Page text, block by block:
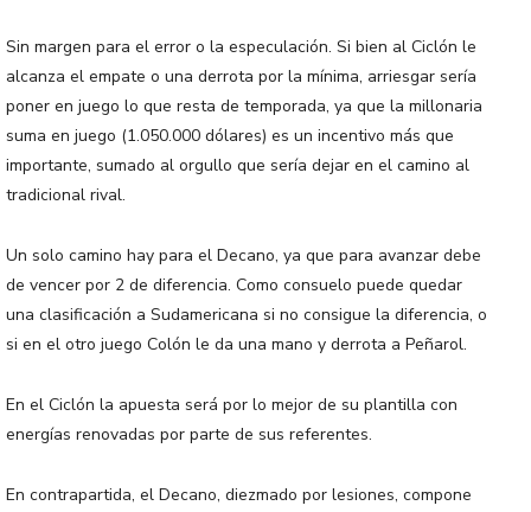
Sin margen para el error o la especulación. Si bien al Ciclón le
alcanza el empate o una derrota por la mínima, arriesgar sería
poner en juego lo que resta de temporada, ya que la millonaria
suma en juego (1.050.000 dólares) es un incentivo más que
importante, sumado al orgullo que sería dejar en el camino al
tradicional rival.
Un solo camino hay para el Decano, ya que para avanzar debe
de vencer por 2 de diferencia. Como consuelo puede quedar
una clasificación a Sudamericana si no consigue la diferencia, o
si en el otro juego Colón le da una mano y derrota a Peñarol.
En el Ciclón la apuesta será por lo mejor de su plantilla con
energías renovadas por parte de sus referentes.
En contrapartida, el Decano, diezmado por lesiones, compone